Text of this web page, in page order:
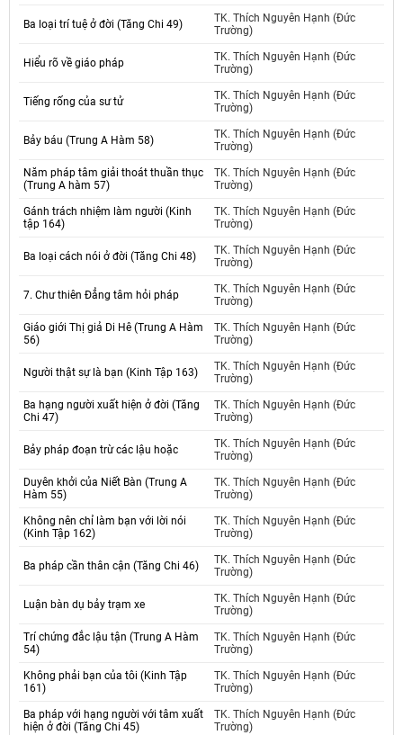
Ba loại trí tuệ ở đời (Tăng Chi 49)
TK. Thích Nguyên Hạnh (Đức
Trường)
Hiểu rõ về giáo pháp
TK. Thích Nguyên Hạnh (Đức
Trường)
Tiếng rống của sư tử
TK. Thích Nguyên Hạnh (Đức
Trường)
Bảy báu (Trung A Hàm 58)
TK. Thích Nguyên Hạnh (Đức
Trường)
Năm pháp tâm giải thoát thuần thục
(Trung A hàm 57)
TK. Thích Nguyên Hạnh (Đức
Trường)
Gánh trách nhiệm làm người (Kinh
tập 164)
TK. Thích Nguyên Hạnh (Đức
Trường)
Ba loại cách nói ở đời (Tăng Chi 48)
TK. Thích Nguyên Hạnh (Đức
Trường)
7. Chư thiên Đẳng tâm hỏi pháp
TK. Thích Nguyên Hạnh (Đức
Trường)
Giáo giới Thị giả Di Hê (Trung A Hàm
56)
TK. Thích Nguyên Hạnh (Đức
Trường)
Người thật sự là bạn (Kinh Tập 163)
TK. Thích Nguyên Hạnh (Đức
Trường)
Ba hạng người xuất hiện ở đời (Tăng
Chi 47)
TK. Thích Nguyên Hạnh (Đức
Trường)
Bảy pháp đoạn trừ các lậu hoặc
TK. Thích Nguyên Hạnh (Đức
Trường)
Duyên khởi của Niết Bàn (Trung A
Hàm 55)
TK. Thích Nguyên Hạnh (Đức
Trường)
Không nên chỉ làm bạn với lời nói
(Kinh Tập 162)
TK. Thích Nguyên Hạnh (Đức
Trường)
Ba pháp cần thân cận (Tăng Chi 46)
TK. Thích Nguyên Hạnh (Đức
Trường)
Luận bàn dụ bảy trạm xe
TK. Thích Nguyên Hạnh (Đức
Trường)
Trí chứng đắc lậu tận (Trung A Hàm
54)
TK. Thích Nguyên Hạnh (Đức
Trường)
Không phải bạn của tôi (Kinh Tập
161)
TK. Thích Nguyên Hạnh (Đức
Trường)
Ba pháp với hạng người với tâm xuất
hiện ở đời (Tăng Chi 45)
TK. Thích Nguyên Hạnh (Đức
Trường)